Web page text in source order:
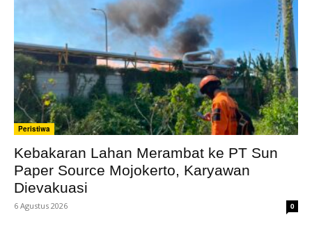
Peristiwa
Kebakaran Lahan Merambat ke PT Sun
Paper Source Mojokerto, Karyawan
Dievakuasi
6 Agustus 2026 0